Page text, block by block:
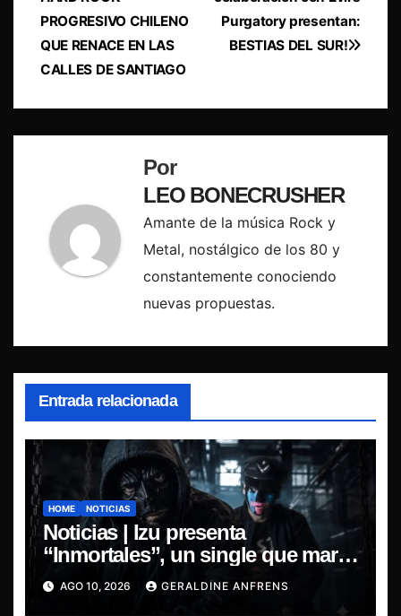
de
entradas
Purgatory presentan:
BESTIAS DEL SUR!
PROGRESIVO CHILENO
QUE RENACE EN LAS
CALLES DE SANTIAGO
Por
LEO BONECRUSHER
Amante de la música Rock y
Metal, nostálgico de los 80 y
constantemente conociendo
nuevas propuestas.
Entrada relacionada
HOME NOTICIAS
Noticias | Izu presenta
“Inmortales”, un single que marca
su esperado regreso.
AGO 10, 2026 GERALDINE ANFRENS